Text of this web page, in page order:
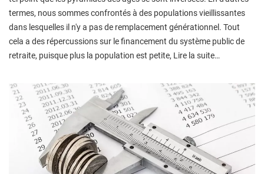
termes, nous sommes confrontés à des populations vieillissantes
dans lesquelles il n'y a pas de remplacement générationnel. Tout
cela a des répercussions sur le financement du système public de
retraite, puisque plus la population est petite, Lire la suite…